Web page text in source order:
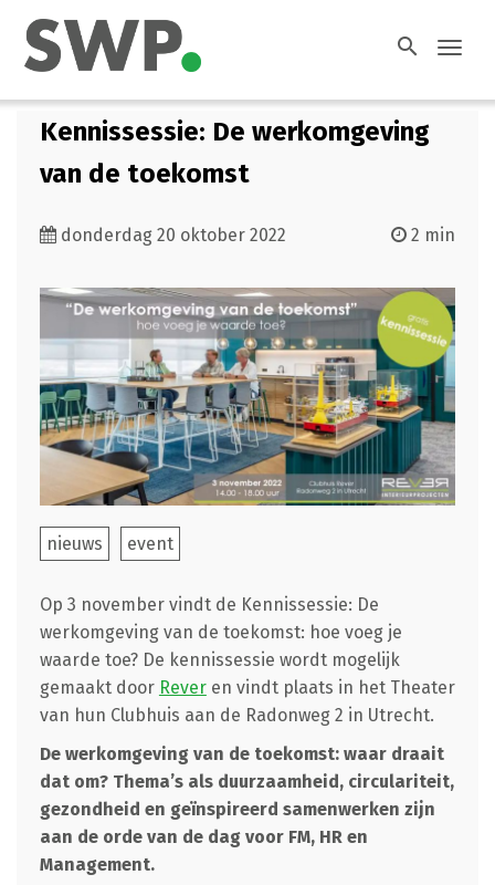
search
Kennissessie: De werkomgeving
van de toekomst
donderdag 20 oktober 2022 2 min
nieuws event
Op 3 november vindt de Kennissessie: De
werkomgeving van de toekomst: hoe voeg je
waarde toe? De kennissessie wordt mogelijk
gemaakt door Reveren vindt plaats in het Theater
van hun Clubhuis aan de Radonweg 2 in Utrecht.
De werkomgeving van de toekomst: waar draait
dat om? Thema’s als duurzaamheid, circulariteit,
gezondheid en geïnspireerd samenwerken zijn
aan de orde van de dag voor FM, HR en
Management.